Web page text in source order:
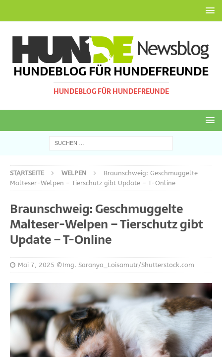
HUNDEBLOG FÜR HUNDEFREUNDE
HUNDEBLOG FÜR HUNDEFREUNDE
STARTSEITE WELPEN
Braunschweig: Geschmuggelte
Malteser-Welpen – Tierschutz gibt Update – T-Online
Braunschweig: Geschmuggelte
Malteser-Welpen – Tierschutz gibt
Update – T-Online
Mai 7, 2025 ©Img. Saranya_Loisamutr/Shutterstock.com